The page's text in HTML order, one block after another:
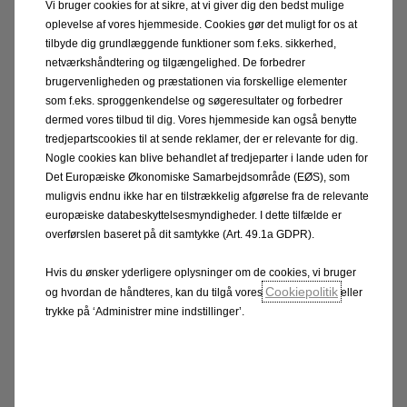
kørende, så forlænger du bremsesystemets levetid.
Book tid til bremseeftersyn
Vi bruger cookies for at sikre, at vi giver dig den bedst mulige
oplevelse af vores hjemmeside. Cookies gør det muligt for os at
tilbyde dig grundlæggende funktioner som f.eks. sikkerhed,
netværkshåndtering og tilgængelighed. De forbedrer
brugervenligheden og præstationen via forskellige elementer
som f.eks. sproggenkendelse og søgeresultater og forbedrer
dermed vores tilbud til dig. Vores hjemmeside kan også benytte
tredjepartscookies til at sende reklamer, der er relevante for dig.
Nogle cookies kan blive behandlet af tredjeparter i lande uden for
Det Europæiske Økonomiske Samarbejdsområde (EØS), som
muligvis endnu ikke har en tilstrækkelig afgørelse fra de relevante
europæiske databeskyttelsesmyndigheder. I dette tilfælde er
overførslen baseret på dit samtykke (Art. 49.1a GDPR).
Hvis du ønsker yderligere oplysninger om de cookies, vi bruger
og hvordan de håndteres, kan du tilgå vores Cookiepolitik eller
trykke på ‘Administrer mine indstillinger’.